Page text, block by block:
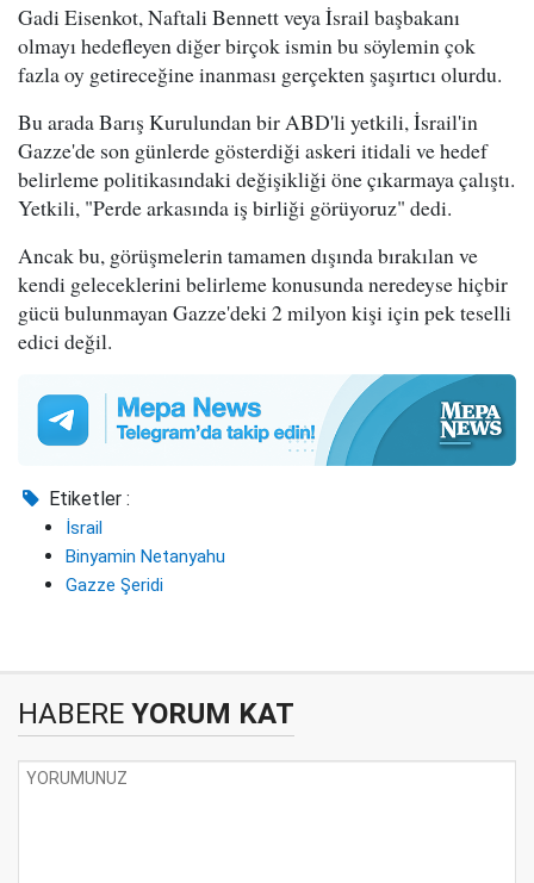
Gadi Eisenkot, Naftali Bennett veya İsrail başbakanı
olmayı hedefleyen diğer birçok ismin bu söylemin çok
fazla oy getireceğine inanması gerçekten şaşırtıcı olurdu.
Bu arada Barış Kurulundan bir ABD'li yetkili, İsrail'in
Gazze'de son günlerde gösterdiği askeri itidali ve hedef
belirleme politikasındaki değişikliği öne çıkarmaya çalıştı.
Yetkili, "Perde arkasında iş birliği görüyoruz" dedi.
Ancak bu, görüşmelerin tamamen dışında bırakılan ve
kendi geleceklerini belirleme konusunda neredeyse hiçbir
gücü bulunmayan Gazze'deki 2 milyon kişi için pek teselli
edici değil.
Etiketler :
İsrail
Binyamin Netanyahu
Gazze Şeridi
HABERE YORUM KAT